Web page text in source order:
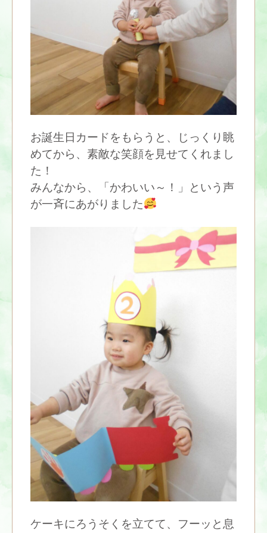
お誕生日カードをもらうと、じっくり眺
めてから、素敵な笑顔を見せてくれまし
た！
みんなから、「かわいい～！」という声
が一斉にあがりました
ケーキにろうそくを立てて、フーッと息